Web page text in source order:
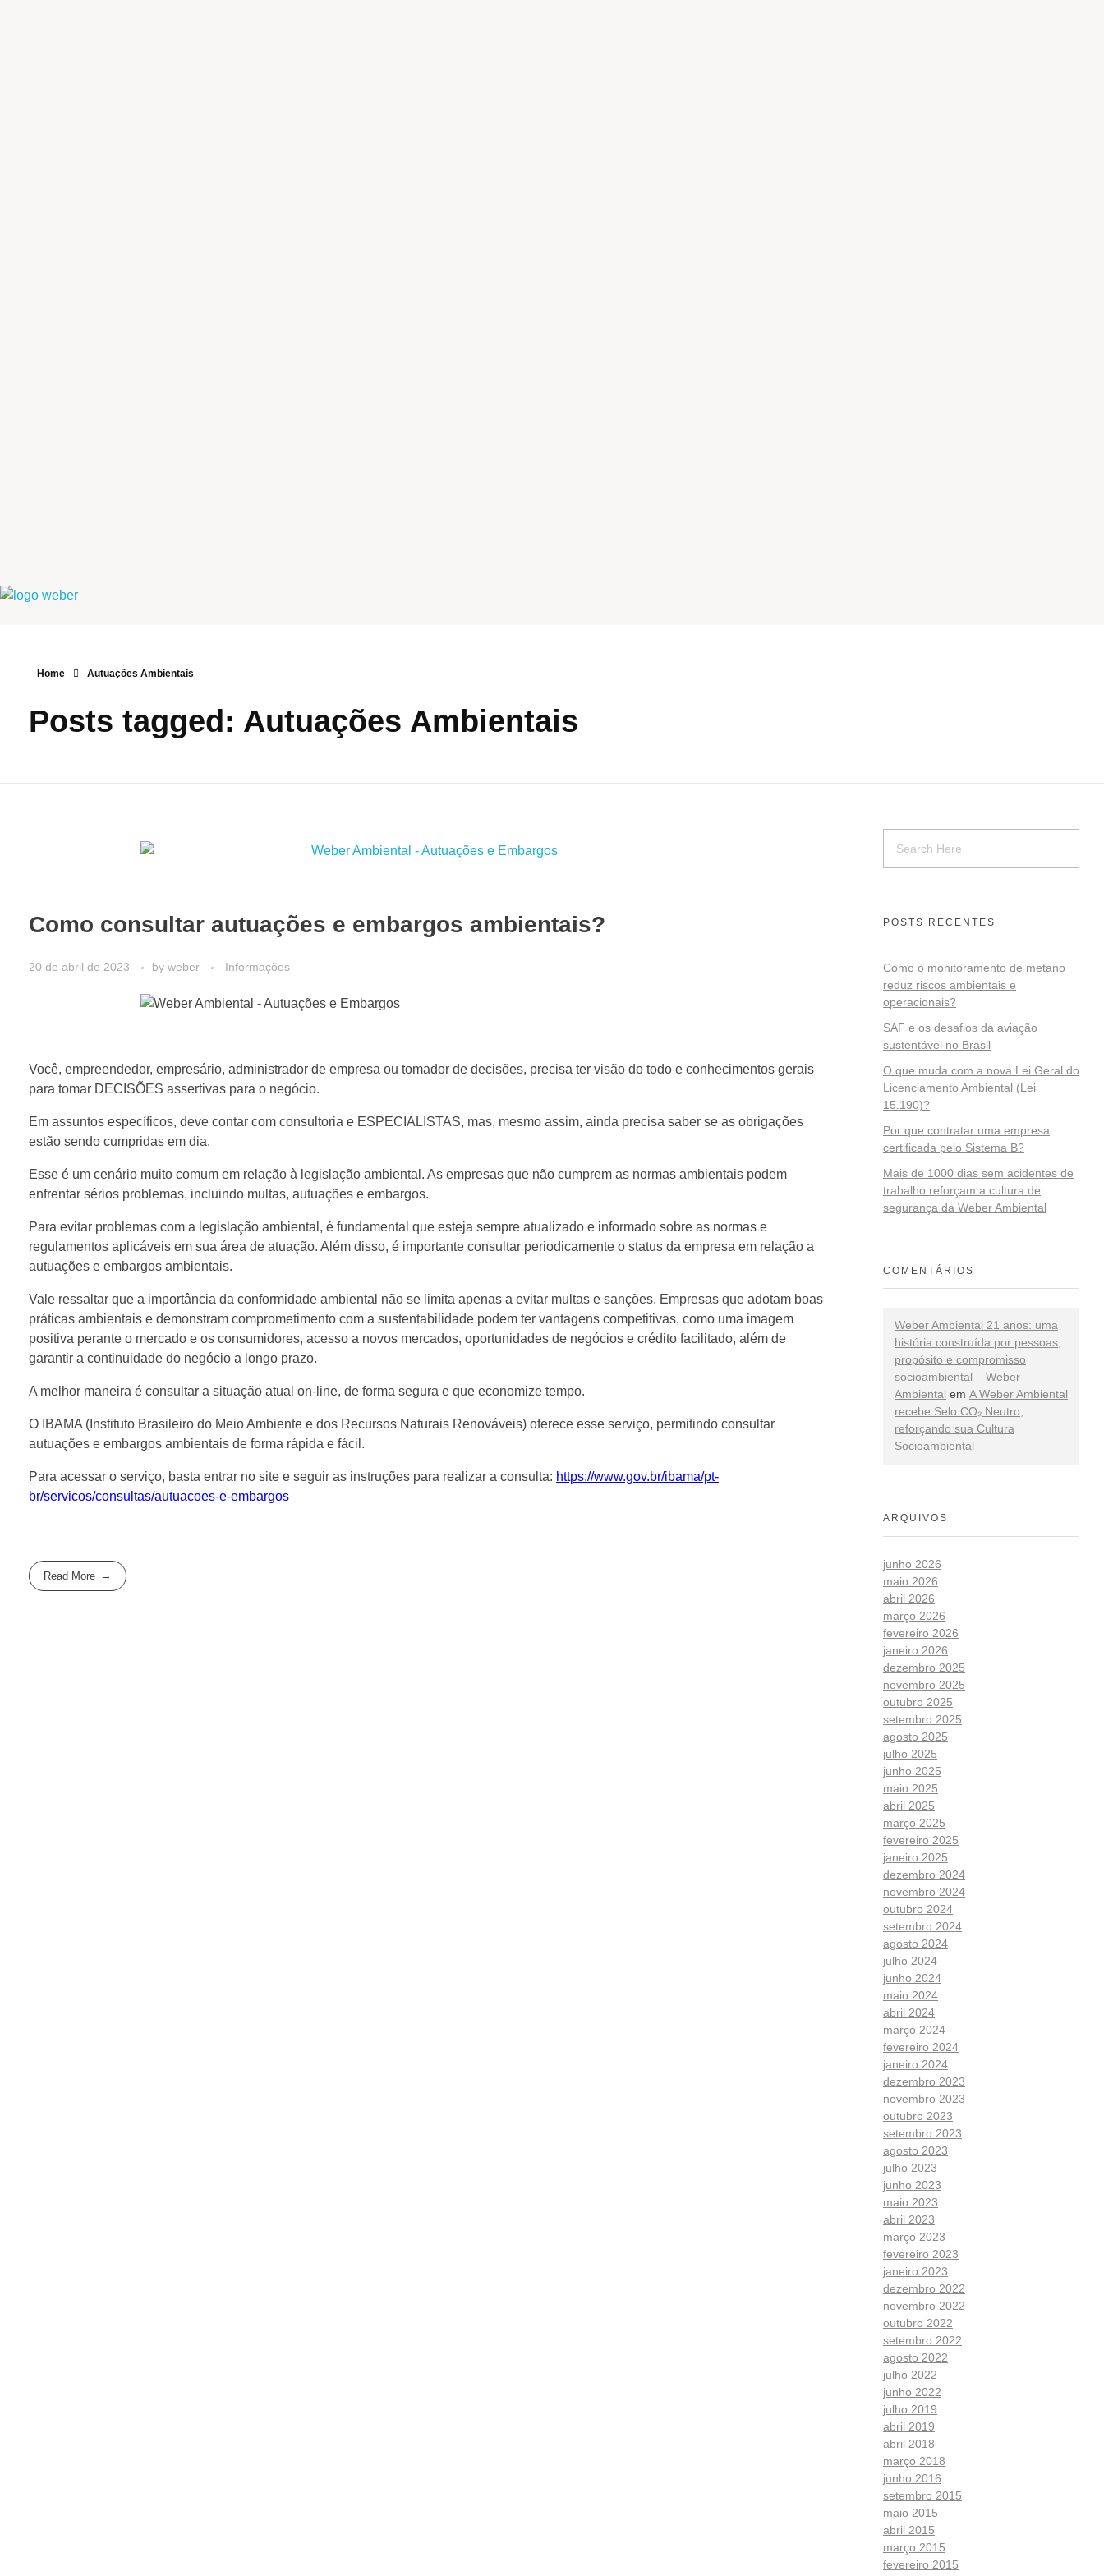
Home Autuações Ambientais
Posts tagged: Autuações Ambientais
Como consultar autuações e embargos ambientais?
20 de abril de 2023 by weber Informações
Você, empreendedor, empresário, administrador de empresa ou tomador de decisões, precisa ter visão do todo e conhecimentos gerais
para tomar DECISÕES assertivas para o negócio.
Em assuntos específicos, deve contar com consultoria e ESPECIALISTAS, mas, mesmo assim, ainda precisa saber se as obrigações
estão sendo cumpridas em dia.
Esse é um cenário muito comum em relação à legislação ambiental. As empresas que não cumprem as normas ambientais podem
enfrentar sérios problemas, incluindo multas, autuações e embargos.
Para evitar problemas com a legislação ambiental, é fundamental que esteja sempre atualizado e informado sobre as normas e
regulamentos aplicáveis em sua área de atuação. Além disso, é importante consultar periodicamente o status da empresa em relação a
autuações e embargos ambientais.
Vale ressaltar que a importância da conformidade ambiental não se limita apenas a evitar multas e sanções. Empresas que adotam boas
práticas ambientais e demonstram comprometimento com a sustentabilidade podem ter vantagens competitivas, como uma imagem
positiva perante o mercado e os consumidores, acesso a novos mercados, oportunidades de negócios e crédito facilitado, além de
garantir a continuidade do negócio a longo prazo.
A melhor maneira é consultar a situação atual on-line, de forma segura e que economize tempo.
O IBAMA (Instituto Brasileiro do Meio Ambiente e dos Recursos Naturais Renováveis) oferece esse serviço, permitindo consultar
autuações e embargos ambientais de forma rápida e fácil.
Para acessar o serviço, basta entrar no site e seguir as instruções para realizar a consulta: https://www.gov.br/ibama/pt-
br/servicos/consultas/autuacoes-e-embargos
Read More
POSTS RECENTES
Como o monitoramento de metano
reduz riscos ambientais e
operacionais?
SAF e os desafios da aviação
sustentável no Brasil
O que muda com a nova Lei Geral do
Licenciamento Ambiental (Lei
15.190)?
Por que contratar uma empresa
certificada pelo Sistema B?
Mais de 1000 dias sem acidentes de
trabalho reforçam a cultura de
segurança da Weber Ambiental
COMENTÁRIOS
Weber Ambiental 21 anos: uma
história construída por pessoas,
propósito e compromisso
socioambiental – Weber
Ambiental em A Weber Ambiental
recebe Selo CO₂ Neutro,
reforçando sua Cultura
Socioambiental
ARQUIVOS
junho 2026
maio 2026
abril 2026
março 2026
fevereiro 2026
janeiro 2026
dezembro 2025
novembro 2025
outubro 2025
setembro 2025
agosto 2025
julho 2025
junho 2025
maio 2025
abril 2025
março 2025
fevereiro 2025
janeiro 2025
dezembro 2024
novembro 2024
outubro 2024
setembro 2024
agosto 2024
julho 2024
junho 2024
maio 2024
abril 2024
março 2024
fevereiro 2024
janeiro 2024
dezembro 2023
novembro 2023
outubro 2023
setembro 2023
agosto 2023
julho 2023
junho 2023
maio 2023
abril 2023
março 2023
fevereiro 2023
janeiro 2023
dezembro 2022
novembro 2022
outubro 2022
setembro 2022
agosto 2022
julho 2022
junho 2022
julho 2019
abril 2019
abril 2018
março 2018
junho 2016
setembro 2015
maio 2015
abril 2015
março 2015
fevereiro 2015